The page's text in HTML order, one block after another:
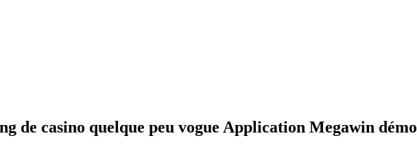
de casino quelque peu vogue Application Megawin démo